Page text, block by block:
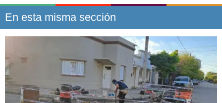
En esta misma sección